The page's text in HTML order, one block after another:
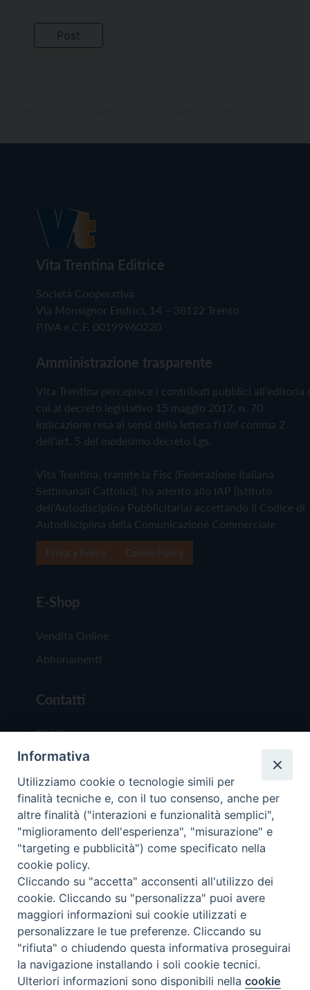
Vita Trentina Editrice
Società Cooperativa
Via Monsignor Endrici, 14 – 38122 Trento
P.IVA e C.F. 00199960220
Amministrazione trasparente
Vita Trentina percepisce i contributi pubblici all'editoria
cui al decreto legislativo 15 maggio 2017, n. 70.
Indicazione resa ai sensi della lettera f) del comma 2
dell'art. 5 del medesimo decreto Lgs.
Vita Trentina, tramite la Fisc (Federazione Italiana
Settimanali Cattolici), ha aderito allo IAP (Istituto
dell'Autodisciplina Pubblicitaria) accettando il Codice di
Autodisciplina della Comunicazione Commerciale
E-Shop
Vendita Online
Abbonamenti
Contatti
Chi Siamo
Redazione
Scrivici
Copyright © 2019 - Tutti i diritti riservati - Vita
Trentina Editrice
Privacy Policy
Torna
Preferenze Cookie
Informativa
Utilizziamo cookie o tecnologie simili per
finalità tecniche e, con il tuo consenso, anche per
altre finalità ("interazioni e funzionalità semplici",
"miglioramento dell'esperienza", "misurazione" e
"targeting e pubblicità") come specificato nella
cookie policy.
Cliccando su "accetta" acconsenti all'utilizzo dei
cookie. Cliccando su "personalizza" puoi avere
maggiori informazioni sui cookie utilizzati e
personalizzare le tue preferenze. Cliccando su
"rifiuta" o chiudendo questa informativa proseguirai
la navigazione installando i soli cookie tecnici.
Ulteriori informazioni sono disponibili nellacookie